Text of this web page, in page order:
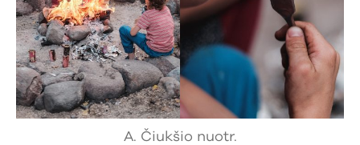
A. Čiukšio nuotr.